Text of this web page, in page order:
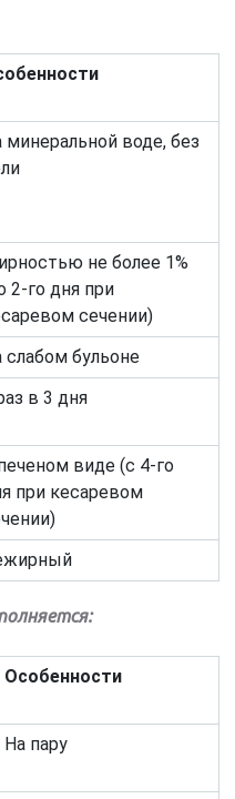
минеральной воде, без
не более 1%
2-го дня при
сечении)
слабом бульоне
в 3 дня
виде (с 4-го
при кесаревом
Особенности
На пару